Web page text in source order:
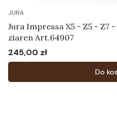
JURA
Jura Impressa X5 - Z5 - Z7
ziaren Art.64907
Cena
245,00 zł
Do